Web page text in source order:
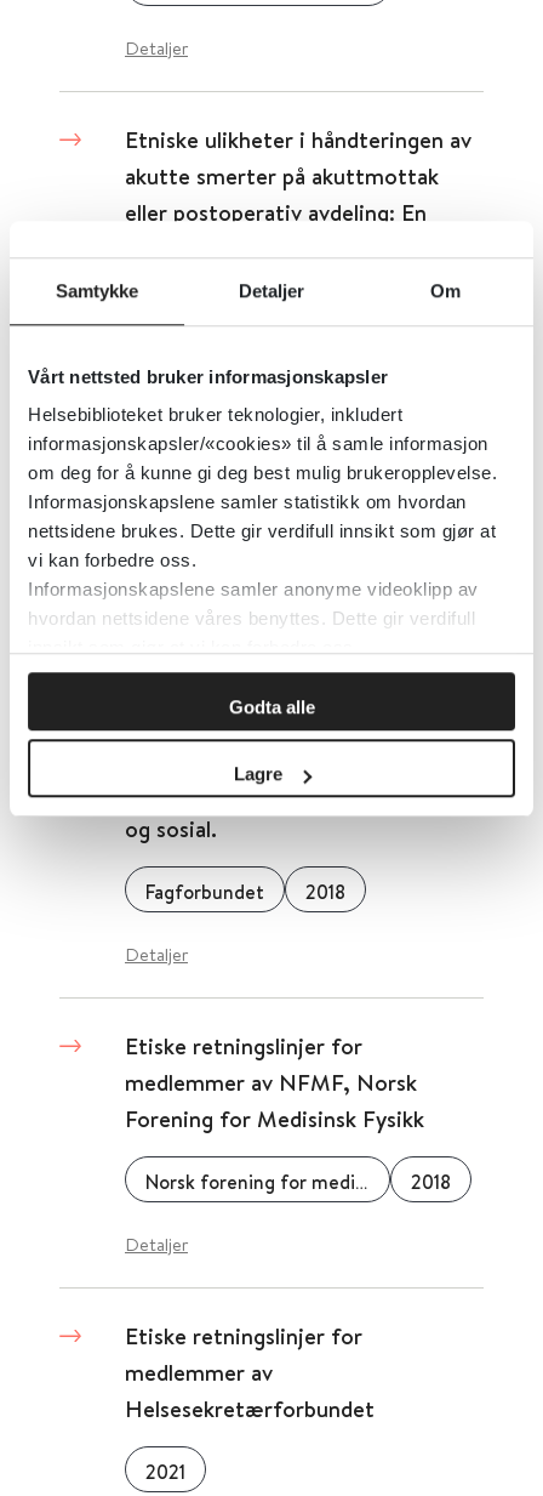
Samtykke Detaljer Om
Vårt nettsted bruker informasjonskapsler
Helsebiblioteket bruker teknologier, inkludert
informasjonskapsler/«cookies» til å samle informasjon
om deg for å kunne gi deg best mulig brukeropplevelse.
Informasjonskapslene samler statistikk om hvordan
nettsidene brukes. Dette gir verdifull innsikt som gjør at
vi kan forbedre oss.
Informasjonskapslene samler anonyme videoklipp av
hvordan nettsidene våres benyttes. Dette gir verdifull
Godta alle
Lagre
Detaljer
Etniske ulikheter i håndteringen av
akutte smerter på akuttmottak
eller postoperativ avdeling: En
syntese
Detaljer
Etiske retningslinjer, regler og
deklarasjoner
Den norske legeforening 2016
yrkesgruppene i Seksjon for helse
og sosial.
Fagforbundet 2018
Detaljer
Etiske retningslinjer for
medlemmer av NFMF, Norsk
Forening for Medisinsk Fysikk
Norsk forening for medisinsk fysikk 2018
Detaljer
Etiske retningslinjer for
medlemmer av
Helsesekretærforbundet
2021